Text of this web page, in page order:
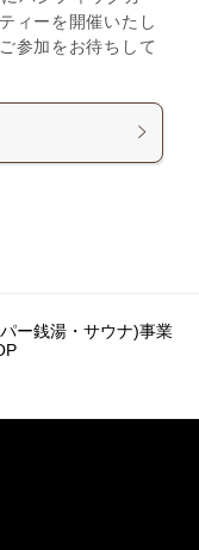
ィーを開催いたし
参加をお待ちして
ー銭湯・サウナ)事業